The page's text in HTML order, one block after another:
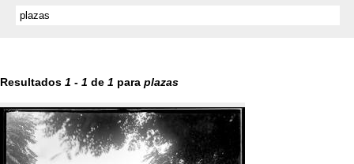
Resultados 1 - 1 de 1 para plazas